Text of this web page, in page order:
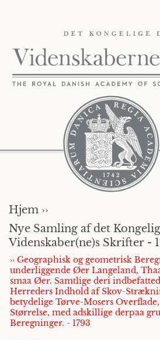
Hjem ››
Nye Samling af det
Videnskaber(ne)s Skrifter -
›› Geographisk og geometrisk
underliggende Øer Langeland,
smaa Øer. Samtlige deri
Herreders Indhold af Skov-
betydelige Tørve-Mosers
Størrelse, med adskillige derpaa
Beregninger. - 1793